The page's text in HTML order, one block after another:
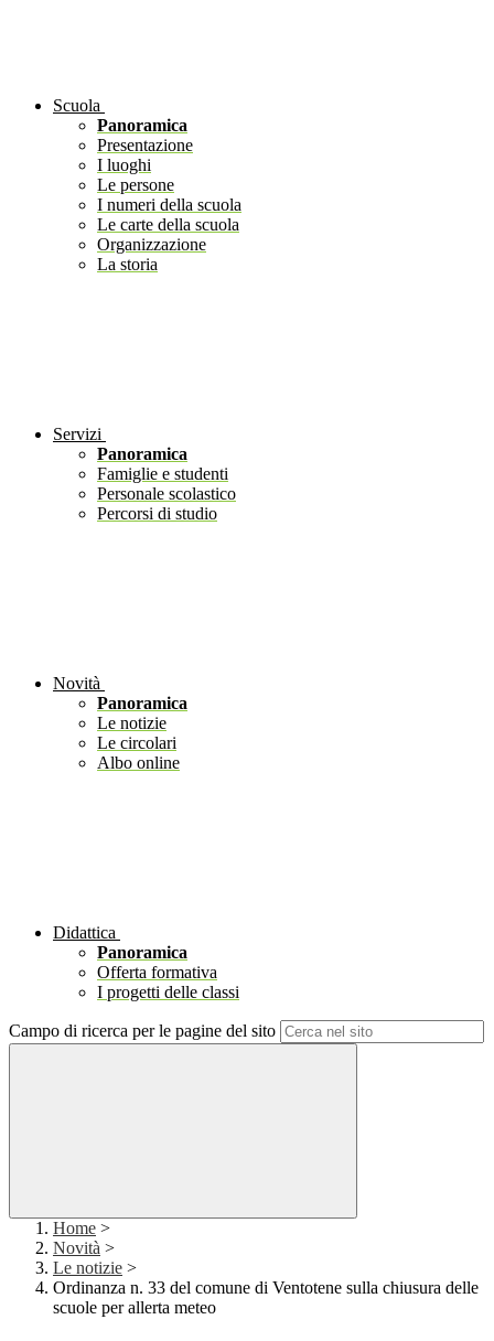
Scuola
Panoramica
Presentazione
I luoghi
Le persone
I numeri della scuola
Le carte della scuola
Organizzazione
La storia
Servizi
Panoramica
Famiglie e studenti
Personale scolastico
Percorsi di studio
Novità
Panoramica
Le notizie
Le circolari
Albo online
Didattica
Panoramica
Offerta formativa
I progetti delle classi
Campo di ricerca per le pagine del sito
Home >
Novità >
Le notizie >
Ordinanza n. 33 del comune di Ventotene sulla chiusura delle
scuole per allerta meteo